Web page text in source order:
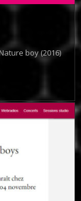
boy (2016)